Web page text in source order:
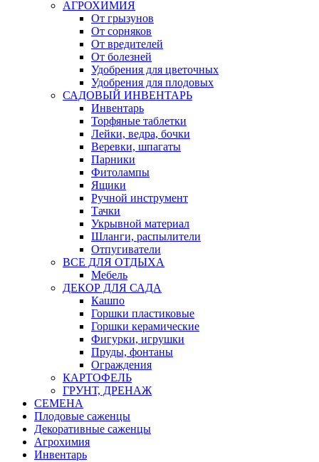
АГРОХИМИЯ
От грызунов
От сорняков
От вредителей
От болезней
Удобрения для цветочных
Удобрения для плодовых
САДОВЫЙ ИНВЕНТАРЬ
Инвентарь
Торфяные таблетки
Лейки, ведра, бочки
Веревки, шпагаты
Парники
Фитолампы
Ящики
Ручной инструмент
Тачки
Укрывной материал
Шланги, распылители
Отпугиватели
ВСЕ ДЛЯ ОТДЫХА
Мебель
ДЕКОР ДЛЯ САДА
Кашпо
Горшки пластиковые
Горшки керамические
Фигурки, игрушки
Пруды, фонтаны
Ограждения
КАРТОФЕЛЬ
ГРУНТ, ДРЕНАЖ
СЕМЕНА
Плодовые саженцы
Декоративные саженцы
Агрохимия
Инвентарь